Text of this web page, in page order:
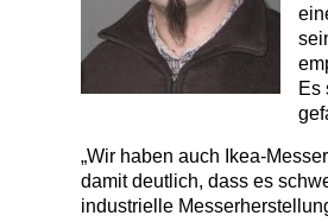
Es
„Wir haben auch Ikea-
damit deutlich, dass es
industrielle